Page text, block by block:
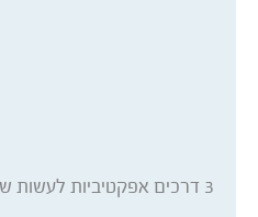
3 דרכים אפקטיביות לעשות שיווק באמצעות תוכן